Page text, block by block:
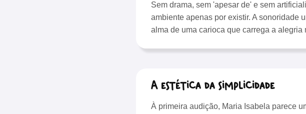
Sem drama, sem 'apesar de' e sem
ambiente apenas por existir. A sonoridade
alma de uma carioca que carrega a alegria
A estética da simplicidade
À primeira audição, Maria Isabela parece